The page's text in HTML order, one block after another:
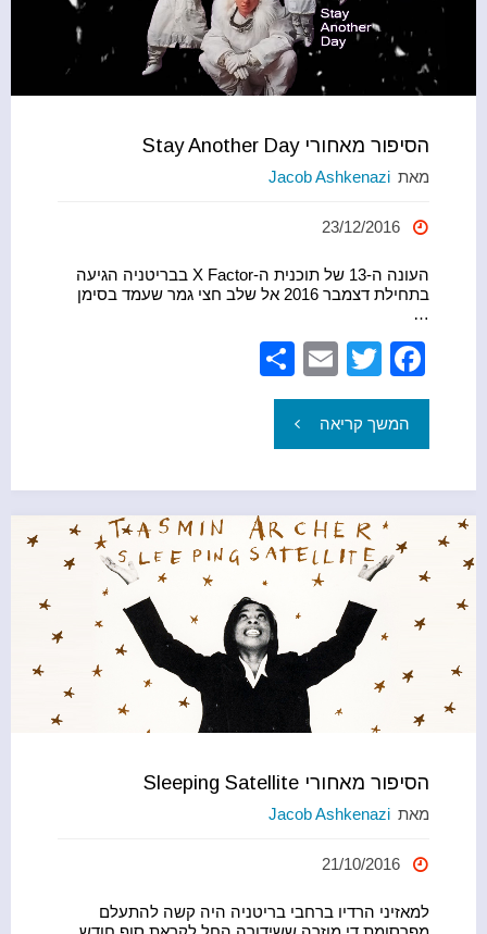
הסיפור מאחורי Stay Another Day
מאת Jacob Ashkenazi
23/12/2016
העונה ה-13 של תוכנית ה-X Factor בבריטניה הגיעה
בתחילת דצמבר 2016 אל שלב חצי גמר שעמד בסימן
…
F
a
c
b
o
o
k
T
wi
tt
E
m
ail
המשך קריאה "הסיפור
Stay
Another
Day"
הסיפור מאחורי Sleeping Satellite
מאת Jacob Ashkenazi
21/10/2016
למאזיני הרדיו ברחבי בריטניה היה קשה להתעלם